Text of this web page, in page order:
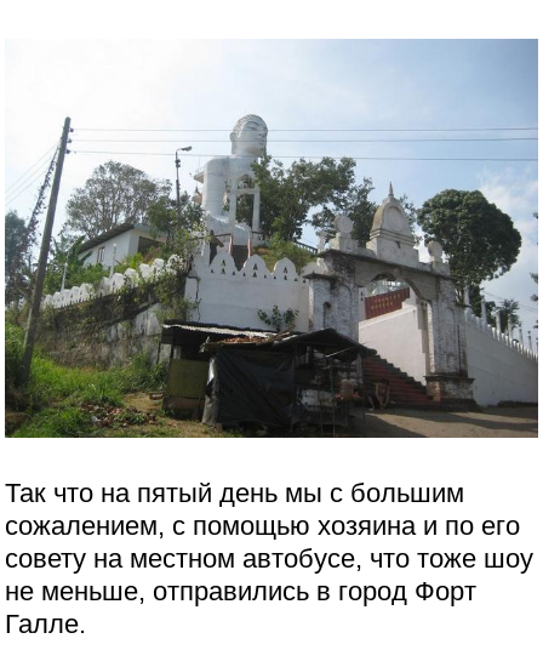
Так что на пятый день мы с большим
сожалением, с помощью хозяина и по его
совету на местном автобусе, что тоже шоу
не меньше, отправились в город Форт
Галле.